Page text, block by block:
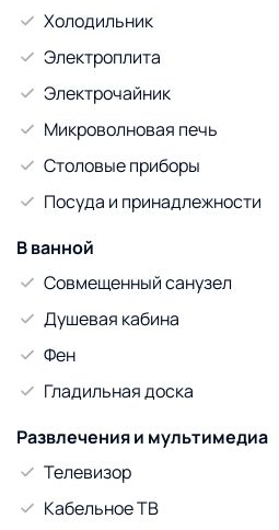
Холодильник
Электроплита
Электрочайник
Микроволновая печь
Столовые приборы
Посуда и принадлежности
В ванной
Совмещенный санузел
Душевая кабина
Фен
Гладильная доска
Развлечения и мультимедиа
Телевизор
Кабельное ТВ